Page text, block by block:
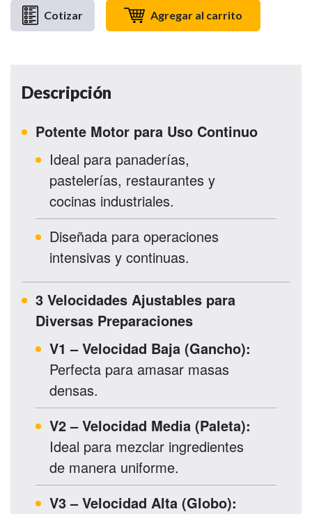
Cotizar Agregar al carrito
Descripción
Potente Motor para Uso Continuo
Ideal para panaderías,
pastelerías, restaurantes y
cocinas industriales.
Diseñada para operaciones
intensivas y continuas.
3 Velocidades Ajustables para
Diversas Preparaciones
V1 – Velocidad Baja (Gancho):
Perfecta para amasar masas
densas.
V2 – Velocidad Media (Paleta):
Ideal para mezclar ingredientes
de manera uniforme.
V3 – Velocidad Alta (Globo):